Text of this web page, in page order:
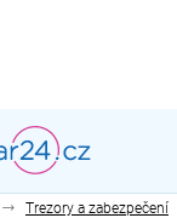
Trezory a zabezpečení